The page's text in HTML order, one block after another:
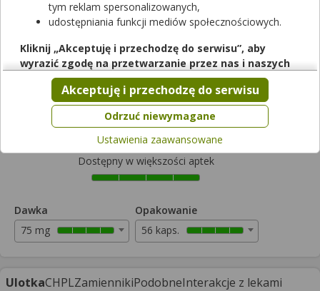
Egzysta
kapsułki twarde|75 mg| 56 kaps.
lek na receptę
Rezerwuj
Cena zależna od apteki
Dostępny w większości aptek
Dawka
75 mg
Opakowanie
56 kaps.
UlotkaCHPLZamiennikiPodobneInterakcje z lekami
tym reklam spersonalizowanych,
udostępniania funkcji mediów społecznościowych.
Kliknij „Akceptuję i przechodzę do serwisu”, aby
wyrazić zgodę na przetwarzanie przez nas i naszych
partnerów Twoich danych w powyższych celach.
Pamiętaj, że wyrażenie zgody jest dobrowolne, a wyrażoną
zgodę możesz w każdej chwili cofnąć, możesz też wycofać
zgodę na przetwarzanie Twoich danych tylko w niektórych
celach. Jeżeli chcesz dowiedzieć się więcej lub chcesz
przeprowadzić konfigurację szczegółową, to możesz tego
dokonać za pomocą „Ustawień zaawansowanych”.
zewnętrznych w naszym serwisie znajdziesz w
Serwisu.
Odrzuć niewymagane
Akceptuję i przechodzę do serwisu
Ustawienia zaawansowane